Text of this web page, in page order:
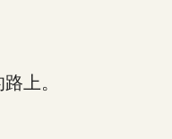
上。